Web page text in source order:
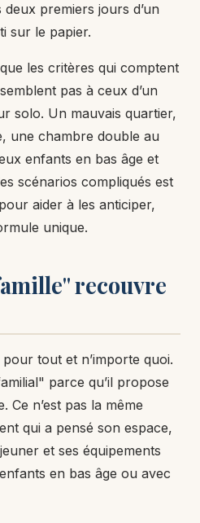
premiers jours d’un
sur le papier.
les critères qui comptent
pas à ceux d’un
solo. Un mauvais quartier,
une chambre double au
enfants en bas âge et
scénarios compliqués est
aider à les anticiper,
unique.
recouvre
pour tout et n’importe quoi.
parce qu’il propose
Ce n’est pas la même
qui a pensé son espace,
et ses équipements
en bas âge ou avec